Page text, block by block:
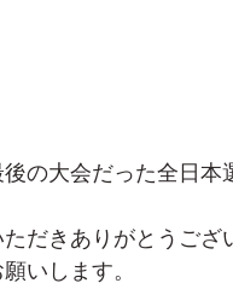
の大会だった全日本
だきありがとうござ
いします。